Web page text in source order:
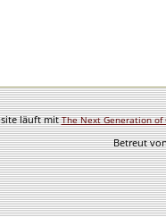
läuft mitThe Next Generation of
Betreut